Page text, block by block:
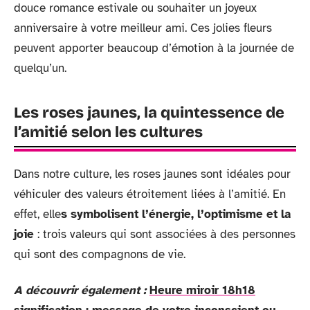
douce romance estivale ou souhaiter un joyeux
anniversaire à votre meilleur ami. Ces jolies fleurs
peuvent apporter beaucoup d’émotion à la journée de
quelqu’un.
Les roses jaunes, la quintessence de
l’amitié selon les cultures
Dans notre culture, les roses jaunes sont idéales pour
véhiculer des valeurs étroitement liées à l’amitié. En
effet, elles symbolisent l’énergie, l’optimisme et la
joie : trois valeurs qui sont associées à des personnes
qui sont des compagnons de vie.
A découvrir également : Heure miroir 18h18